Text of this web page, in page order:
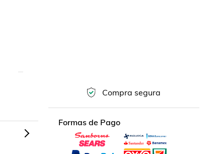
Compra segura
Formas de Pago